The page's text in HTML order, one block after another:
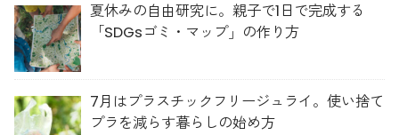
夏休みの自由研究に。親子で1日で完成する
「SDGsゴミ・マップ」の作り方
7月はプラスチックフリージュライ。使い捨て
プラを減らす暮らしの始め方